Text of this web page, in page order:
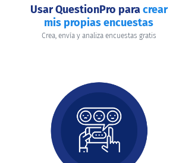
Usar QuestionPro paracrear
mis propias encuestas
Crea, envía y analiza encuestas gratis